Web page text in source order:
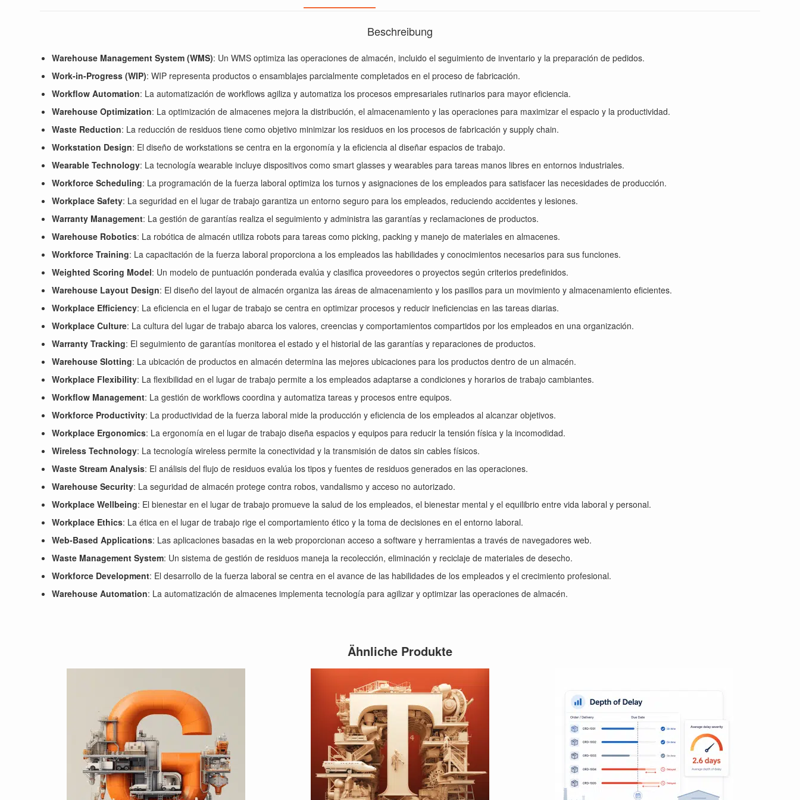
Beschreibung
Warehouse Management System (WMS): Un WMS optimiza las operaciones de almacén, incluido el seguimiento de inventario y la preparación de pedidos.
Work-in-Progress (WIP): WIP representa productos o ensamblajes parcialmente completados en el proceso de fabricación.
Workflow Automation: La automatización de workflows agiliza y automatiza los procesos empresariales rutinarios para mayor eficiencia.
Warehouse Optimization: La optimización de almacenes mejora la distribución, el almacenamiento y las operaciones para maximizar el espacio y la productividad.
Waste Reduction: La reducción de residuos tiene como objetivo minimizar los residuos en los procesos de fabricación y supply chain.
Workstation Design: El diseño de workstations se centra en la ergonomía y la eficiencia al diseñar espacios de trabajo.
Wearable Technology: La tecnología wearable incluye dispositivos como smart glasses y wearables para tareas manos libres en entornos industriales.
Workforce Scheduling: La programación de la fuerza laboral optimiza los turnos y asignaciones de los empleados para satisfacer las necesidades de producción.
Workplace Safety: La seguridad en el lugar de trabajo garantiza un entorno seguro para los empleados, reduciendo accidentes y lesiones.
Warranty Management: La gestión de garantías realiza el seguimiento y administra las garantías y reclamaciones de productos.
Warehouse Robotics: La robótica de almacén utiliza robots para tareas como picking, packing y manejo de materiales en almacenes.
Workforce Training: La capacitación de la fuerza laboral proporciona a los empleados las habilidades y conocimientos necesarios para sus funciones.
Weighted Scoring Model: Un modelo de puntuación ponderada evalúa y clasifica proveedores o proyectos según criterios predefinidos.
Warehouse Layout Design: El diseño del layout de almacén organiza las áreas de almacenamiento y los pasillos para un movimiento y almacenamiento eficientes.
Workplace Efficiency: La eficiencia en el lugar de trabajo se centra en optimizar procesos y reducir ineficiencias en las tareas diarias.
Workplace Culture: La cultura del lugar de trabajo abarca los valores, creencias y comportamientos compartidos por los empleados en una organización.
Warranty Tracking: El seguimiento de garantías monitorea el estado y el historial de las garantías y reparaciones de productos.
Warehouse Slotting: La ubicación de productos en almacén determina las mejores ubicaciones para los productos dentro de un almacén.
Workplace Flexibility: La flexibilidad en el lugar de trabajo permite a los empleados adaptarse a condiciones y horarios de trabajo cambiantes.
Workflow Management: La gestión de workflows coordina y automatiza tareas y procesos entre equipos.
Workforce Productivity: La productividad de la fuerza laboral mide la producción y eficiencia de los empleados al alcanzar objetivos.
Workplace Ergonomics: La ergonomía en el lugar de trabajo diseña espacios y equipos para reducir la tensión física y la incomodidad.
Wireless Technology: La tecnología wireless permite la conectividad y la transmisión de datos sin cables físicos.
Waste Stream Analysis: El análisis del flujo de residuos evalúa los tipos y fuentes de residuos generados en las operaciones.
Warehouse Security: La seguridad de almacén protege contra robos, vandalismo y acceso no autorizado.
Workplace Wellbeing: El bienestar en el lugar de trabajo promueve la salud de los empleados, el bienestar mental y el equilibrio entre vida laboral y personal.
Workplace Ethics: La ética en el lugar de trabajo rige el comportamiento ético y la toma de decisiones en el entorno laboral.
Web-Based Applications: Las aplicaciones basadas en la web proporcionan acceso a software y herramientas a través de navegadores web.
Waste Management System: Un sistema de gestión de residuos maneja la recolección, eliminación y reciclaje de materiales de desecho.
Workforce Development: El desarrollo de la fuerza laboral se centra en el avance de las habilidades de los empleados y el crecimiento profesional.
Warehouse Automation: La automatización de almacenes implementa tecnología para agilizar y optimizar las operaciones de almacén.
Ähnliche Produkte